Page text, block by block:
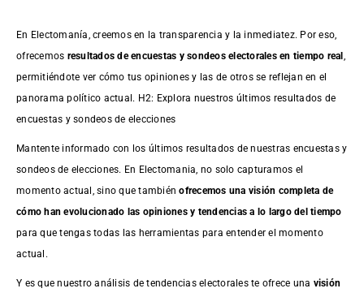
En Electomanía, creemos en la transparencia y la inmediatez. Por eso,
ofrecemos resultados deencuestas y sondeos electorales en tiempo real
permitiéndote ver cómo tus opiniones y las de otros se reflejan en el
panorama político actual. H2: Explora nuestros últimos resultados de
encuestas y sondeos de elecciones
Mantente informado con los últimos resultados de nuestras encuestasy
sondeos de elecciones. En Electomania, no solo capturamos el
momento actual, sino que tambiénofrecemos una visión completa de
cómo han evolucionado las opiniones y tendencias a lo largo del tiempo
para que tengas todas las herramientas para entender el momento
actual.
Y es que nuestro análisis de tendencias electorales te ofrece una visión